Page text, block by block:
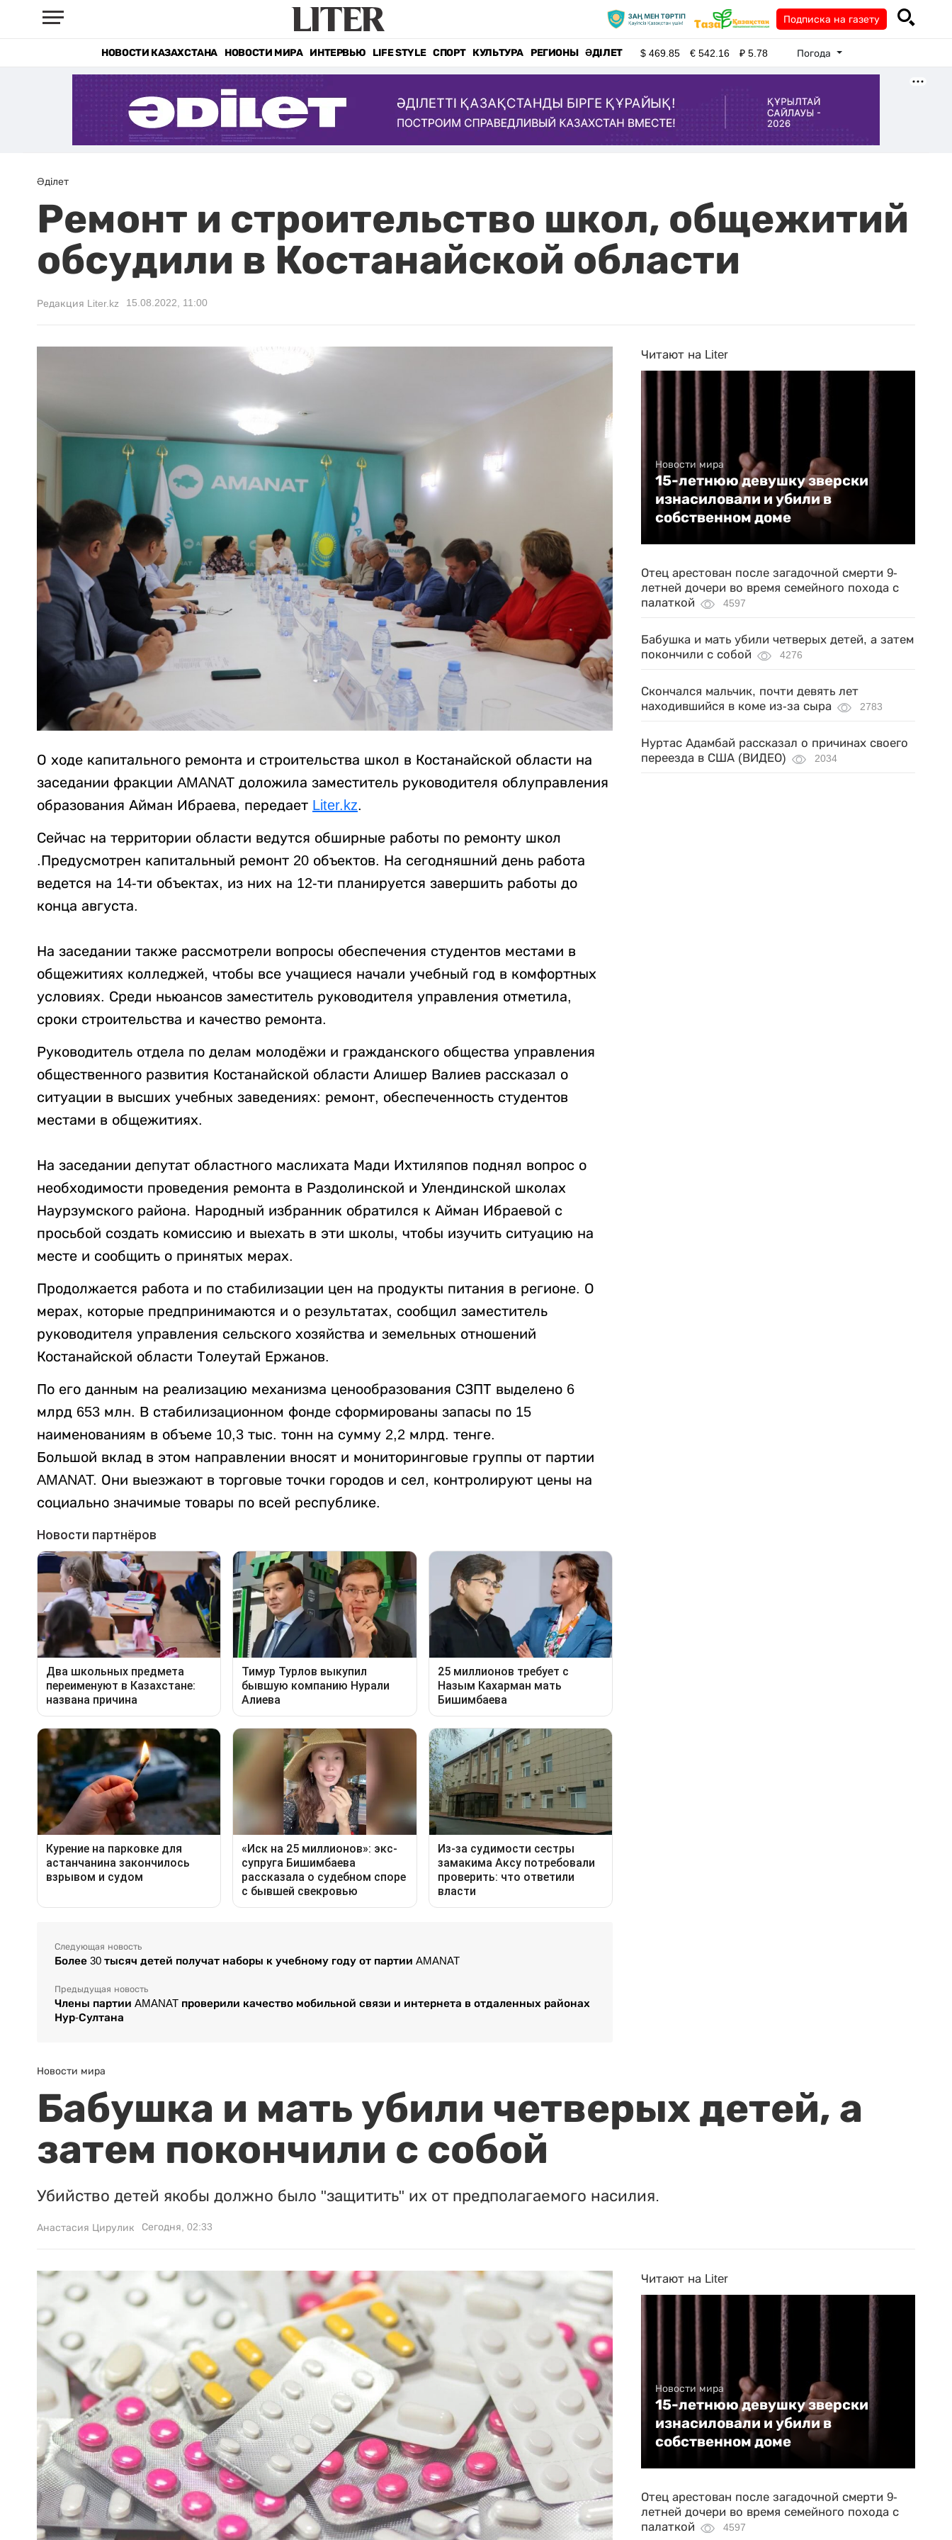
Подписка на газету
НОВОСТИ КАЗАХСТАНА НОВОСТИ МИРА ИНТЕРВЬЮ LIFE STYLE СПОРТ КУЛЬТУРА РЕГИОНЫ ӘДІЛЕТ $469.85 €542.16 ₽5.78 Погода
Әділет
Ремонт и строительство школ, общежитий
обсудили в Костанайской области
Редакция Liter.kz 15.08.2022, 11:00
О ходе капитального ремонта и строительства школ в Костанайской области на
заседании фракции AMANAT доложила заместитель руководителя облуправления
образования Айман Ибраева, передает Liter.kz.
Сейчас на территории области ведутся обширные работы по ремонту школ
.Предусмотрен капитальный ремонт 20 объектов. На сегодняшний день работа
ведется на 14-ти объектах, из них на 12-ти планируется завершить работы до
конца августа.
На заседании также рассмотрели вопросы обеспечения студентов местами в
общежитиях колледжей, чтобы все учащиеся начали учебный год в комфортных
условиях. Среди ньюансов заместитель руководителя управления отметила,
сроки строительства и качество ремонта.
Руководитель отдела по делам молодёжи и гражданского общества управления
общественного развития Костанайской области Алишер Валиев рассказал о
ситуации в высших учебных заведениях: ремонт, обеспеченность студентов
местами в общежитиях.
На заседании депутат областного маслихата Мади Ихтиляпов поднял вопрос о
необходимости проведения ремонта в Раздолинской и Улендинской школах
Наурзумского района. Народный избранник обратился к Айман Ибраевой с
просьбой создать комиссию и выехать в эти школы, чтобы изучить ситуацию на
месте и сообщить о принятых мерах.
Продолжается работа и по стабилизации цен на продукты питания в регионе. О
мерах, которые предпринимаются и о результатах, сообщил заместитель
руководителя управления сельского хозяйства и земельных отношений
Костанайской области Толеутай Ержанов.
По его данным на реализацию механизма ценообразования СЗПТ выделено 6
млрд 653 млн. В стабилизационном фонде сформированы запасы по 15
наименованиям в объеме 10,3 тыс. тонн на сумму 2,2 млрд. тенге.
Большой вклад в этом направлении вносят и мониторинговые группы от партии
AMANAT. Они выезжают в торговые точки городов и сел, контролируют цены на
социально значимые товары по всей республике.
Следующая новость
Более 30 тысяч детей получат наборы к учебному году от партии AMANAT
Предыдущая новость
Члены партии AMANAT проверили качество мобильной связи и интернета в отдаленных районах
Нур-Султана
Читают на Liter
Новости мира
15-летнюю девушку зверски
изнасиловали и убили в
собственном доме
Отец арестован после загадочной смерти 9-
летней дочери во время семейного похода с
палаткой
4597
Бабушка и мать убили четверых детей, а затем
покончили с собой
4276
Скончался мальчик, почти девять лет
находившийся в коме из-за сыра
2783
Нуртас Адамбай рассказал о причинах своего
переезда в США (ВИДЕО)
2034
Новости мира
Бабушка и мать убили четверых детей, а
затем покончили с собой
Убийство детей якобы должно было "защитить" их от предполагаемого насилия.
Анастасия Цирулик Сегодня, 02:33
Читают на Liter
Новости мира
15-летнюю девушку зверски
изнасиловали и убили в
собственном доме
Отец арестован после загадочной смерти 9-
летней дочери во время семейного похода с
палаткой
4597